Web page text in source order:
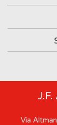
Via